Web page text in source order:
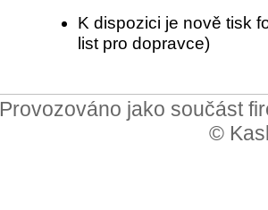
K dispozici je nově tisk
list pro dopravce)
Provozováno jako součást
©